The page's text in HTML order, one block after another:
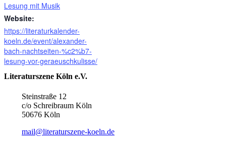
Lesung mit Musik
Website:
https://literaturkalender-
koeln.de/event/alexander-
bach-nachtseiten-%c2%b7-
lesung-vor-geraeuschkulisse/
Literaturszene Köln e.V.
Steinstraße 12
c/o Schreibraum Köln
50676 Köln
mail@literaturszene-koeln.de